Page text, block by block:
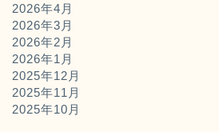
2026年4月
2026年3月
2026年2月
2026年1月
2025年12月
2025年11月
2025年10月